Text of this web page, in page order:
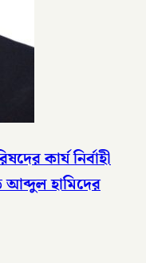
কার্য নির্বাহী
আব্দুল হামিদের